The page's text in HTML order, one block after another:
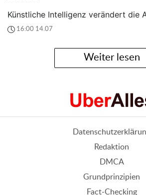
Künstliche Intelligenz verändert die
16:00 14.07
Weiter lesen
Redaktion
DMCA
Grundprinzipien
Fact-Checking